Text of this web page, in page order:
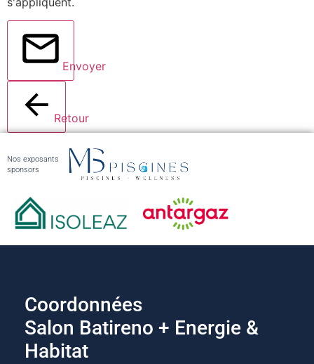
Envoyer
Retour
Nos exposants
sponsors
Coordonnées
Salon Batireno + Energie &
Habitat